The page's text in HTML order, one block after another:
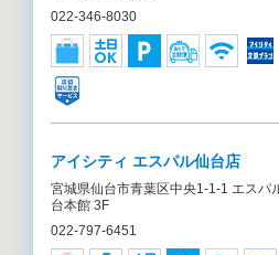
022-346-8030
アイシティ エスパル仙台店
宮城県仙台市青葉区中央1-1-1 エスパ
台本館 3F
022-797-6451